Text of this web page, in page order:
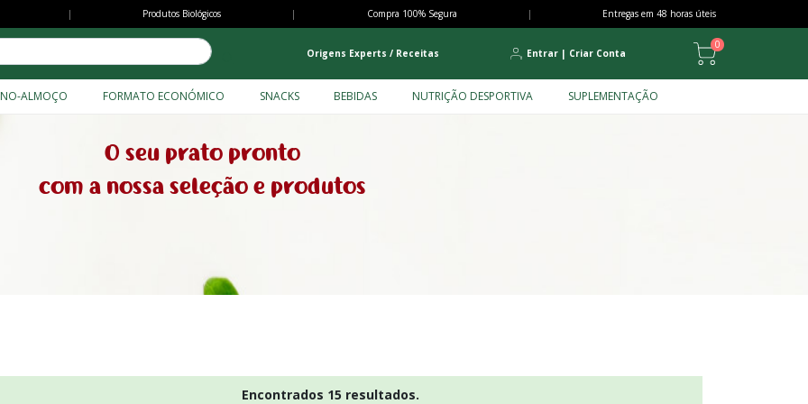
Passar
para
o
conteúdo
principal
| Produtos Biológicos | Compra 100% Segura | Entregas em 48 horas úteis
Origens Experts / Receitas Entrar | Criar Conta
0
ALMOÇO FORMATO ECONÓMICO SNACKS BEBIDAS NUTRIÇÃO DESPORTIVA SUPLEMENTAÇÃO
O seu prato pronto
com a nossa seleção e produtos
Encontrados 15 resultados.